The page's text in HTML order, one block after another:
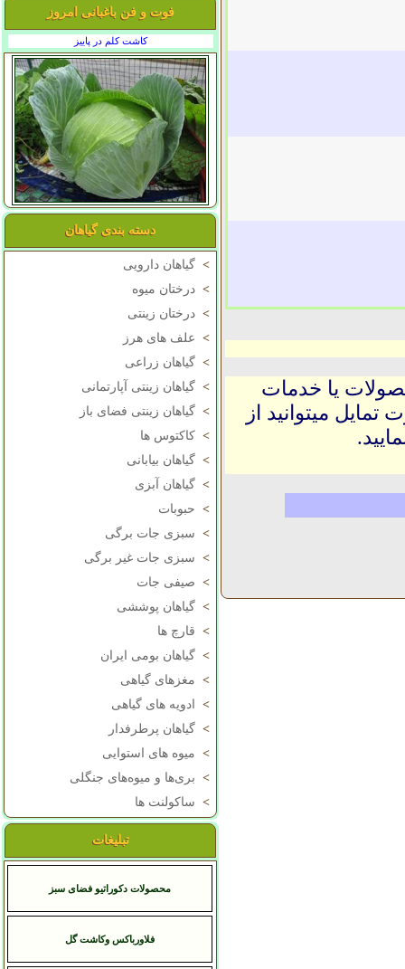
فوت و فن باغبانی امروز
کاشت کلم در پاییز
دسته بندی گیاهان
> گیاهان دارویی
> درختان میوه
> درختان زینتی
> علف های هرز
> گیاهان زراعی
> گیاهان زینتی آپارتمانی
> گیاهان زینتی فضای باز
> کاکتوس ها
> گیاهان بیابانی
> گیاهان آبزی
> حبوبات
> سبزی جات برگی
> سبزی جات غیر برگی
> صیفی جات
> گیاهان پوششی
> قارچ ها
> گیاهان بومی ایران
> مغزهای گیاهی
>
ادویه های گیاهی
> گیاهان پرطرفدار
> میوه های استوایی
> بری‌ها و میوه‌های جنگلی
> ساکولنت ها
تبلیغات
محصولات دکوراتیو فضای سبز
فلاورباکس وکاشت گل
یا خدمات
میتوانید از